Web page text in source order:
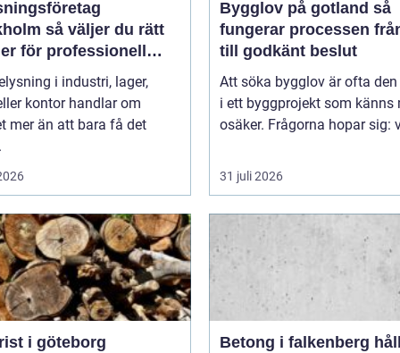
du rätt
för professionell
i industri, lager,
kontor handlar om
mer än att bara få det
Bygglov på gotland så
fungerar processen
till godkänt beslut
Att söka bygglov är ofta
i ett byggprojekt som känns
osäker. Frågorna hopar sig:
31 juli 2026
i göteborg
Betong i falkenberg hållbara